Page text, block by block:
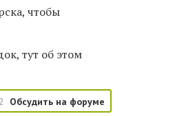
чтобы
тут об этом
Обсудить на форуме